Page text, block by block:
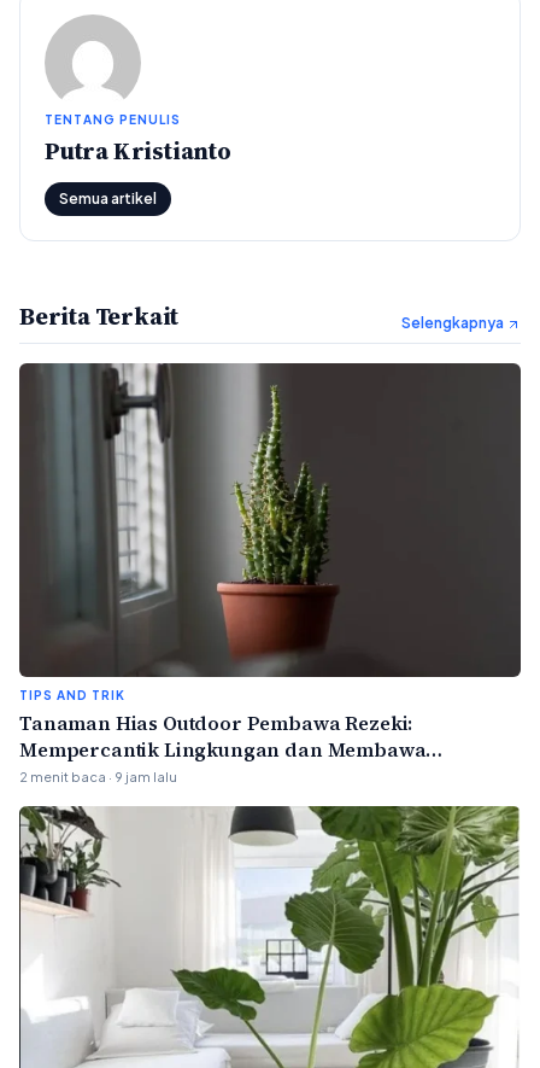
TENTANG PENULIS
Putra Kristianto
Semua artikel
Berita Terkait Selengkapnya
TIPS AND TRIK
Tanaman Hias Outdoor Pembawa Rezeki:
Mempercantik Lingkungan dan Membawa
Keberuntungan
2 menit baca · 9 jam lalu